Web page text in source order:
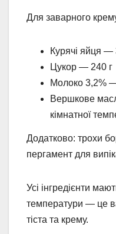
Для заварного
Курячі яйця —
Цукор — 240 г
Молоко 3,2%
Вершкове
кімнатної
Додатково: трохи
пергамент для
Усі інгредієнти
температури — це
тіста та крему.